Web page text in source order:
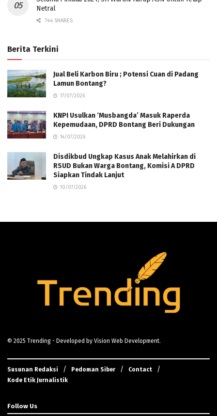
Netral
744 SHARES
Berita Terkini
Jual Beli Karbon Biru ; Potensi Cuan di Padang
Lamun Bontang?
17/07/2026
KNPI Usulkan ‘Musbangda’ Masuk Raperda
Kepemudaan, DPRD Bontang Beri Dukungan
14/07/2026
Disdikbud Ungkap Kasus Anak Melahirkan di
RSUD Bukan Warga Bontang, Komisi A DPRD
Siapkan Tindak Lanjut
10/07/2026
© 2025 Trending - Developed by Vision Web Development.
Susunan Redaksi Pedoman Siber
Contact
Kode Etik Jurnalistik
Follow Us